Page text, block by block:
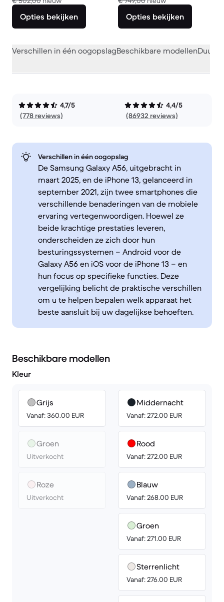
Opties bekijken Opties bekijken
Verschillen in één oogopslagBeschikbare modellen
4,7/5
(778 reviews)
4,4/5
(86932 reviews)
Verschillen in één oogopslag
De Samsung Galaxy A56, uitgebracht in
maart 2025, en de iPhone 13, gelanceerd in
september 2021, zijn twee smartphones die
verschillende benaderingen van de mobiele
ervaring vertegenwoordigen. Hoewel ze
beide krachtige prestaties leveren,
onderscheiden ze zich door hun
besturingssystemen – Android voor de
Galaxy A56 en iOS voor de iPhone 13 – en
hun focus op specifieke functies. Deze
vergelijking belicht de praktische verschillen
om u te helpen bepalen welk apparaat het
beste aansluit bij uw dagelijkse behoeften.
Beschikbare modellen
Kleur
Grijs
Vanaf: 360.00 EUR
Groen
Uitverkocht
Roze
Uitverkocht
Middernacht
Vanaf: 272.00 EUR
Rood
Vanaf: 272.00 EUR
Blauw
Vanaf: 268.00 EUR
Groen
Vanaf: 271.00 EUR
Sterrenlicht
Vanaf: 276.00 EUR